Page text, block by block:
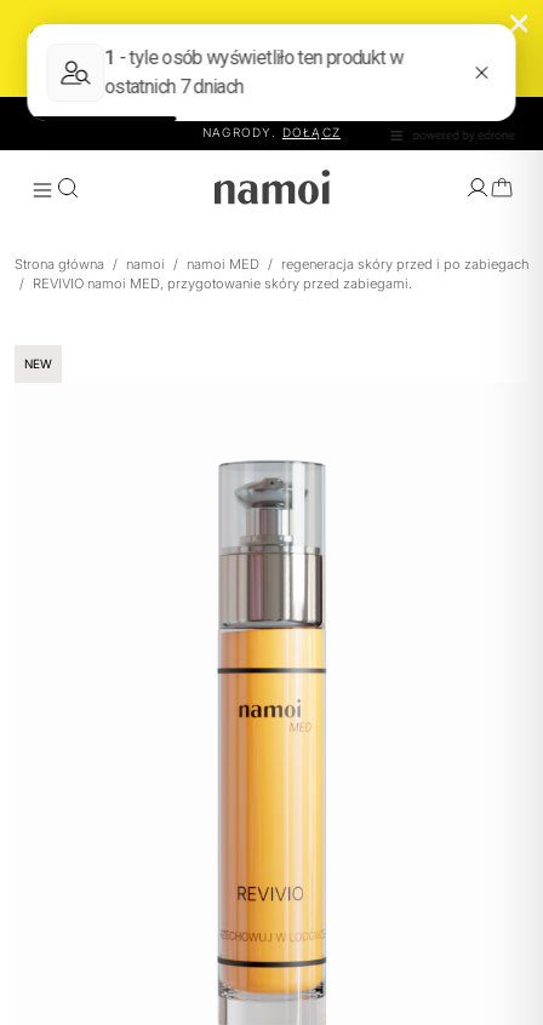
KLUB NAMOI – ZBIERAJ PUNKTY ZA ZAKUPY I WYMIENIAJ NA
NAGRODY.
DOŁĄCZ
JAK TO DZIAŁA
Strona główna / namoi / namoi MED / regeneracja skóry przed i po zabiegach
/ REVIVIO namoi MED, przygotowanie skóry przed zabiegami.
NEW